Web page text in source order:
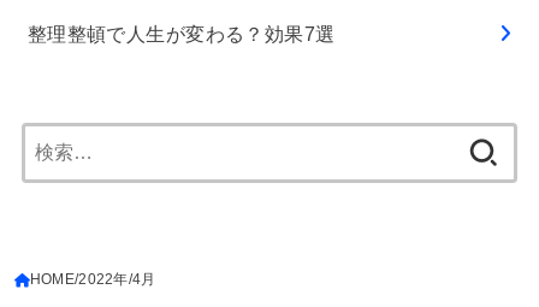
整理整頓で人生が変わる？効果7選
索:
HOME 2022年 4月